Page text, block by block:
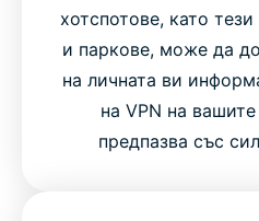
хотспотове, като
и паркове, може да
на личната ви
на VPN на
предпазва със